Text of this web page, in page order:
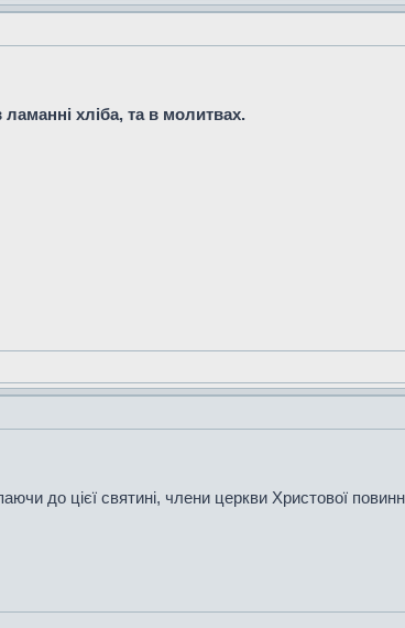
ламанні хліба, та в молитвах.
до цієї святині, члени церкви Христової